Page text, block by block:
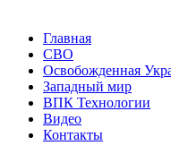
Главная
СВО
Освобожденная
Западный мир
ВПК Технологии
Видео
Контакты